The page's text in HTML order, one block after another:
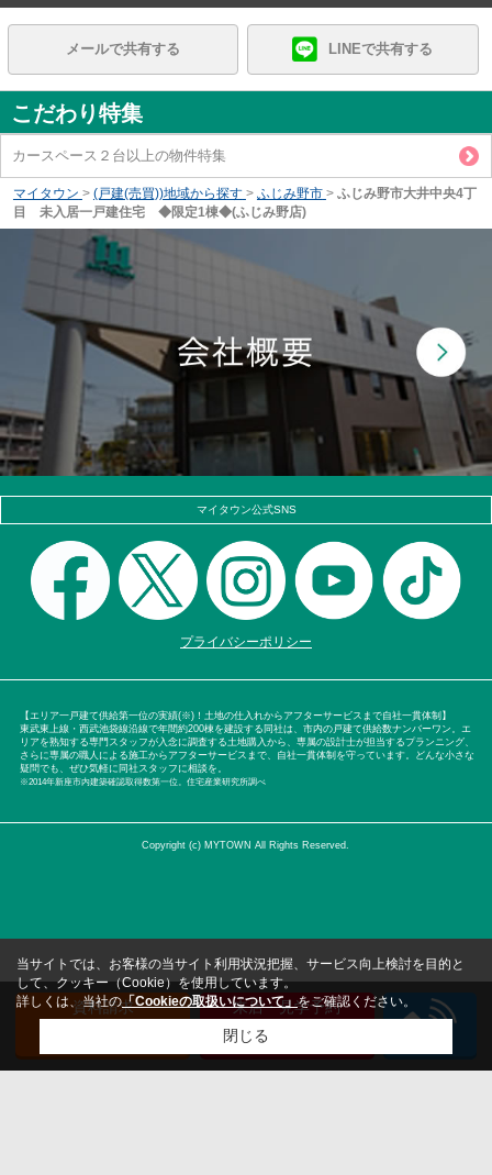
メールで共有する LINEで共有する
こだわり特集
カースペース２台以上の物件特集
マイタウン > (戸建(売買))地域から探す > ふじみ野市 > ふじみ野市大井中央4丁
目 未入居一戸建住宅 ◆限定1棟◆(ふじみ野店)
マイタウン公式SNS
プライバシーポリシー
【エリア一戸建て供給第一位の実績(※)！土地の仕入れからアフターサービスまで自社一貫体制】
東武東上線・西武池袋線沿線で年間約200棟を建設する同社は、市内の戸建て供給数ナンバーワン。エ
リアを熟知する専門スタッフが入念に調査する土地購入から、専属の設計士が担当するプランニング、
さらに専属の職人による施工からアフターサービスまで、自社一貫体制を守っています。どんな小さな
疑問でも、ぜひ気軽に同社スタッフに相談を。
※2014年新座市内建築確認取得数第一位。住宅産業研究所調べ
Copyright (c) MYTOWN All Rights Reserved.
資料請求
来店・見学予約
（無料）
当サイトでは、お客様の当サイト利用状況把握、サービス向上検討を目的と
して、クッキー（Cookie）を使用しています。
詳しくは、当社の「Cookieの取扱いについて」をご確認ください。
閉じる